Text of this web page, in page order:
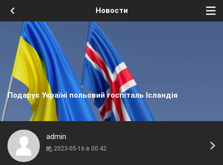
Новости
Подарує Україні польовий госпіталь Ісландія
admin
2023-05-16 в 00:42